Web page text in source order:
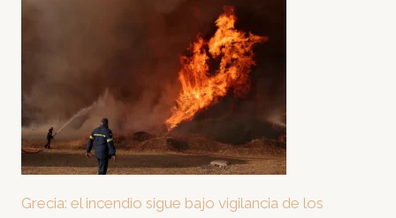
Grecia: el incendio sigue bajo vigilancia de los